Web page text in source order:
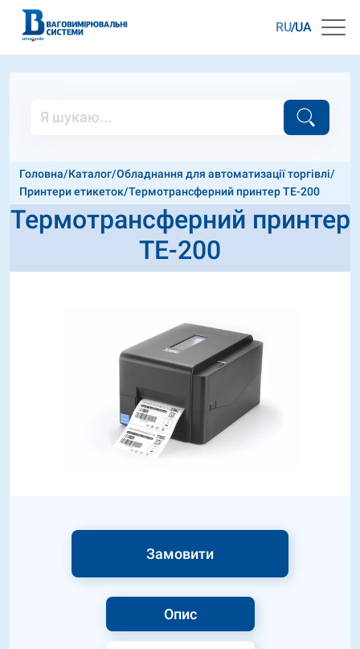
RU UA
Головна/Каталог/Обладнання для автоматизації торгівлі/
Принтери етикеток/Термотрансферний принтер TE-200
Термотрансферний принтер
TE-200
Опис
Замовити